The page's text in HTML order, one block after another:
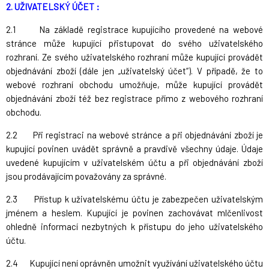
2. UŽIVATELSKÝ ÚČET :
2.1 Na základě registrace kupujícího provedené na webové
stránce může kupující přistupovat do svého uživatelského
rozhraní. Ze svého uživatelského rozhraní může kupující provádět
objednávání zboží (dále jen „uživatelský účet“). V případě, že to
webové rozhraní obchodu umožňuje, může kupující provádět
objednávání zboží též bez registrace přímo z webového rozhraní
obchodu.
2.2 Při registraci na webové stránce a při objednávání zboží je
kupující povinen uvádět správně a pravdivě všechny údaje. Údaje
uvedené kupujícím v uživatelském účtu a při objednávání zboží
jsou prodávajícím považovány za správné.
2.3 Přístup k uživatelskému účtu je zabezpečen uživatelským
jménem a heslem. Kupující je povinen zachovávat mlčenlivost
ohledně informací nezbytných k přístupu do jeho uživatelského
účtu.
2.4 Kupující není oprávněn umožnit využívání uživatelského účtu